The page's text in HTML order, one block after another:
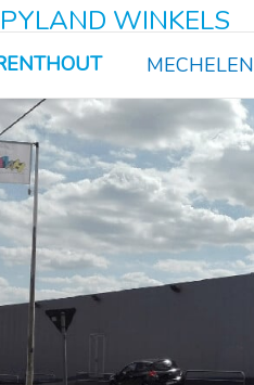
WINKELS
MECHELEN